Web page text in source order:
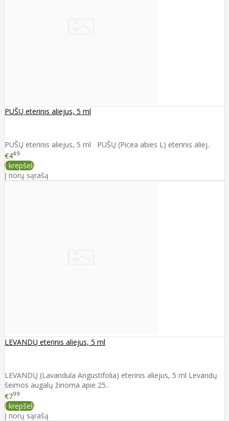
PUŠŲ eterinis aliejus, 5 ml
PUŠŲ eterinis aliejus, 5 ml PUŠŲ (Picea abies L) eterinis aliej..
€449
Į krepšelį
Į norų sąrašą
LEVANDŲ eterinis aliejus, 5 ml
LEVANDŲ (Lavandula Angustifolia) eterinis aliejus, 5 ml Levandų
šeimos augalų žinoma apie 25..
€799
Į krepšelį
Į norų sąrašą